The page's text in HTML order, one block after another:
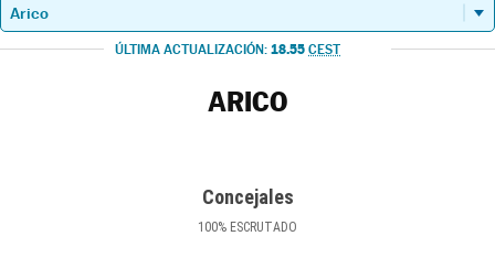
ÚLTIMA ACTUALIZACIÓN: 18.55 CEST
ARICO
Concejales
100% ESCRUTADO